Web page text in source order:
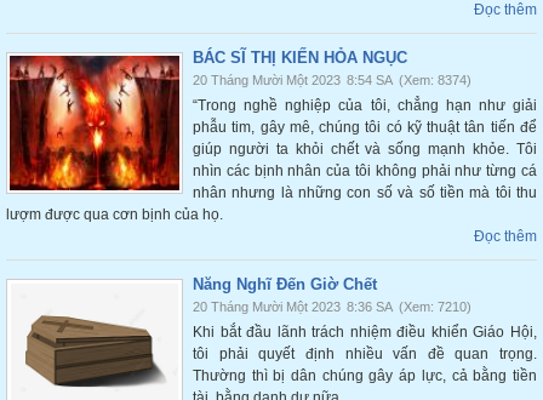
Đọc thêm
BÁC SĨ THỊ KIẾN HỎA NGỤC
20 Tháng Mười Một 2023 8:54 SA (Xem: 8374)
“Trong nghề nghiệp của tôi, chẳng hạn như giải
phẫu tim, gây mê, chúng tôi có kỹ thuật tân tiến để
giúp người ta khỏi chết và sống mạnh khỏe. Tôi
nhìn các bịnh nhân của tôi không phải như từng cá
nhân nhưng là những con số và số tiền mà tôi thu
lượm được qua cơn bịnh của họ.
Đọc thêm
Năng Nghĩ Đến Giờ Chết
20 Tháng Mười Một 2023 8:36 SA (Xem: 7210)
Khi bắt đầu lãnh trách nhiệm điều khiển Giáo Hội,
tôi phải quyết định nhiều vấn đề quan trọng.
Thường thì bị dân chúng gây áp lực, cả bằng tiền